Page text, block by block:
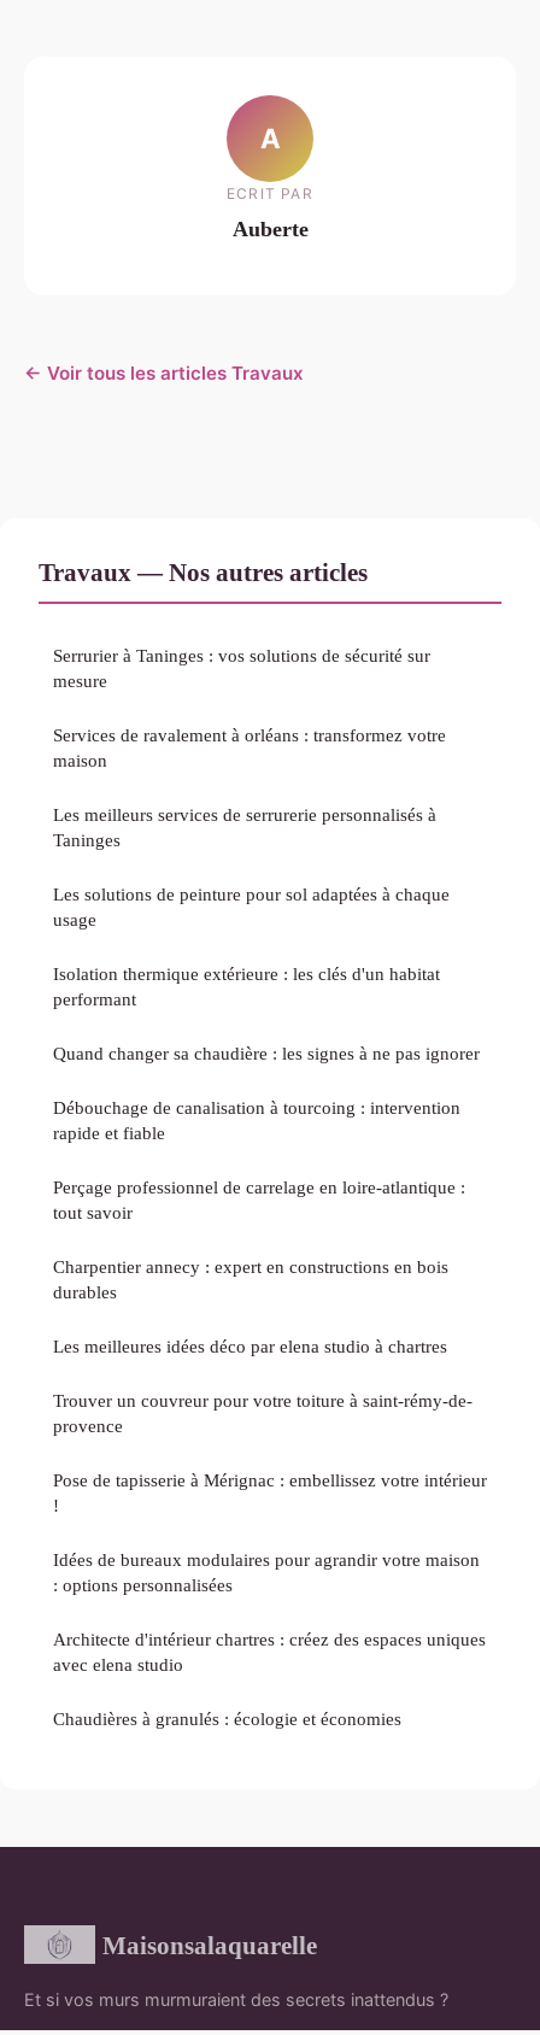
A
ECRIT PAR
Auberte
← Voir tous les articles Travaux
Travaux — Nos autres articles
Serrurier à Taninges : vos solutions de sécurité sur
mesure
Services de ravalement à orléans : transformez votre
maison
Les meilleurs services de serrurerie personnalisés à
Taninges
Les solutions de peinture pour sol adaptées à chaque
usage
Isolation thermique extérieure : les clés d'un habitat
performant
Quand changer sa chaudière : les signes à ne pas ignorer
Débouchage de canalisation à tourcoing : intervention
rapide et fiable
Perçage professionnel de carrelage en loire-atlantique :
tout savoir
Charpentier annecy : expert en constructions en bois
durables
Les meilleures idées déco par elena studio à chartres
Trouver un couvreur pour votre toiture à saint-rémy-de-
provence
Pose de tapisserie à Mérignac : embellissez votre intérieur
!
Idées de bureaux modulaires pour agrandir votre maison
: options personnalisées
Architecte d'intérieur chartres : créez des espaces uniques
avec elena studio
Chaudières à granulés : écologie et économies
Maisonsalaquarelle
Et si vos murs murmuraient des secrets inattendus ?